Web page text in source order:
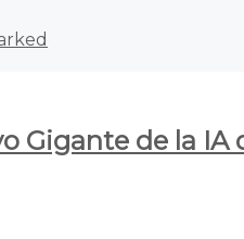
Gigante de la